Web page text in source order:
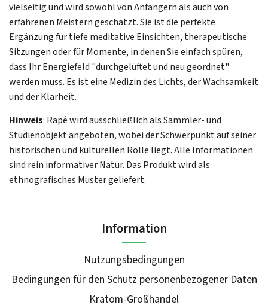
vielseitig und wird sowohl von Anfängern als auch von
erfahrenen Meistern geschätzt. Sie ist die perfekte
Ergänzung für tiefe meditative Einsichten, therapeutische
Sitzungen oder für Momente, in denen Sie einfach spüren,
dass Ihr Energiefeld "durchgelüftet und neu geordnet"
werden muss. Es ist eine Medizin des Lichts, der Wachsamkeit
und der Klarheit.
Hinweis: Rapé wird ausschließlich als Sammler- und
Studienobjekt angeboten, wobei der Schwerpunkt auf seiner
historischen und kulturellen Rolle liegt. Alle Informationen
sind rein informativer Natur. Das Produkt wird als
ethnografisches Muster geliefert.
Information
Nutzungsbedingungen
Bedingungen für den Schutz personenbezogener Daten
Kratom-Großhandel